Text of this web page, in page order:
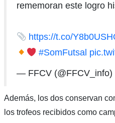
rememoran este logro
https://t.co/
#SomFutsal
— FFCV (@FFCV_info)
Además, los dos conservan
los trofeos recibidos como